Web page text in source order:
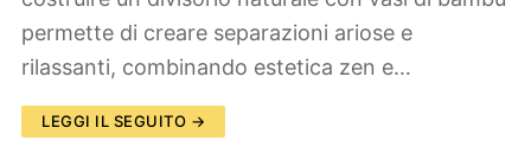
permette di creare separazioni ariose e
rilassanti, combinando estetica zen e…
LEGGI IL SEGUITO →